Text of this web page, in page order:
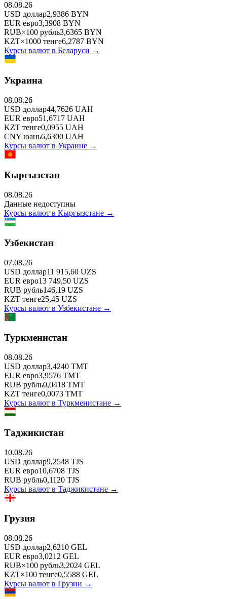
08.08.26
USD доллар2,9386 BYN
EUR евро3,3908 BYN
RUB×100 рубль3,6365 BYN
KZT×1000 тенге6,2787 BYN
Курсы валют в Беларуси →
Украина
08.08.26
USD доллар44,7626 UAH
EUR евро51,6717 UAH
KZT тенге0,0955 UAH
CNY юань6,6300 UAH
Курсы валют в Украине →
Кыргызстан
08.08.26
Данные недоступны
Курсы валют в Кыргызстане →
Узбекистан
07.08.26
USD доллар11 915,60 UZS
EUR евро13 749,50 UZS
RUB рубль146,19 UZS
KZT тенге25,45 UZS
Курсы валют в Узбекистане →
Туркменистан
08.08.26
USD доллар3,4240 TMT
EUR евро3,9576 TMT
RUB рубль0,0418 TMT
KZT тенге0,0073 TMT
Курсы валют в Туркменистане →
Таджикистан
10.08.26
USD доллар9,2548 TJS
EUR евро10,6708 TJS
RUB рубль0,1120 TJS
Курсы валют в Таджикистане →
Грузия
08.08.26
USD доллар2,6210 GEL
EUR евро3,0212 GEL
RUB×100 рубль3,2024 GEL
KZT×100 тенге0,5588 GEL
Курсы валют в Грузии →